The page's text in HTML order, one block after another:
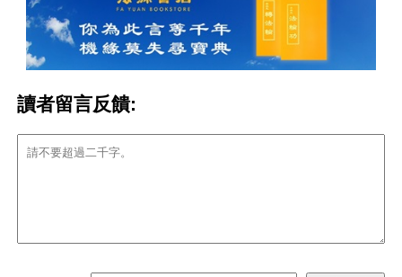
讀者留言反饋: